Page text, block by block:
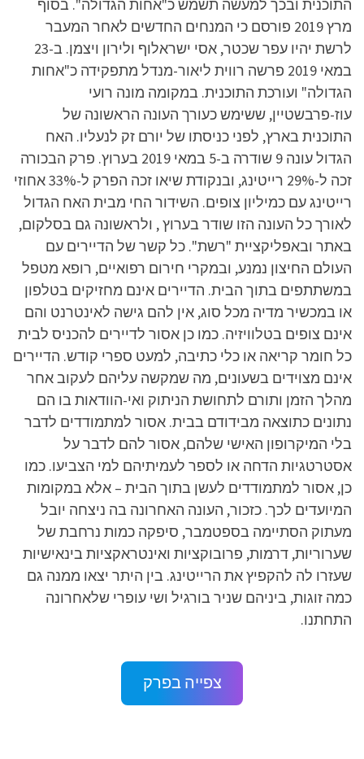
התוכנית ובכך למעשה תשמש כ"אחות הגדולה". בסוף
מרץ 2019 פורסם כי המנחים החדשים לאחר המעבר
לרשת יהיו עפר שכטר, אסי ישראלוף ולירון ויצמן. ב-23
במאי 2019 פרשה רווית ליאור-מנדל מתפקידה כ"אחות
הגדולה" ועורכת התוכנית. במקומה מונה רועי
עוז-פרבשטיין, ששימש כעורך העונה הראשונה של
התוכנית בארץ, לפני כניסתו של יורם זק לנעליו. האח
הגדול עונה 9 שודרה ב-5 במאי 2019 בערוץ. פרק הבכורה
זכה ל-29% רייטינג, ובנקודת שיאו זכה הפרק ל-33% אחוזי
רייטינג עם כמיליון צופים. השידור החי מבית האח הגדול
לאורך כל העונה הזו שודר בערוץ , ולראשונה גם בסלקום,
באתר ובאפליקציית "רשת". כל קשר של הדיירים עם
העולם החיצון נמנע, ובמקרי חירום רפואיים, רופא מטפל
במשתתפים בתוך הבית. הדיירים אינם מחזיקים בטלפון
או במכשיר מדיה מכל סוג, אין להם גישה לאינטרנט והם
אינם צופים בטלוויזיה. כמו כן אסור לדיירים להכניס לבית
כל חומר קריאה או כלי כתיבה, למעט ספרי קודש. הדיירים
אינם מצוידים בשעונים, מה שמקשה עליהם לעקוב אחר
מהלך הזמן ותורם לתחושת הניתוק ואי-הוודאות בו הם
נתונים כתוצאה מבידודם בבית. אסור למתמודדים לדבר
בלי המיקרופון האישי שלהם, אסור להם לדבר על
אסטרטגיות הדחה או לספר לעמיתיהם למי הצביעו. כמו
כן, אסור למתמודדים לעשן בתוך הבית – אלא במקומות
המיועדים לכך. כזכור, העונה האחרונה בה ניצחה יובל
מעתוק הסתיימה בספטמבר, סיפקה כמות נרחבת של
שערוריות, דרמות, פרובוקציות ואינטראקציות בינאישיות
שעזרו לה להקפיץ את הרייטינג. בין היתר יצאו ממנה גם
כמה זוגות, ביניהם שניר בורגיל ושי עופרי שלאחרונה
התחתנו.
צפייה בפרק